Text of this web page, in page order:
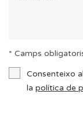
* Camps
Consenteixo
la política de